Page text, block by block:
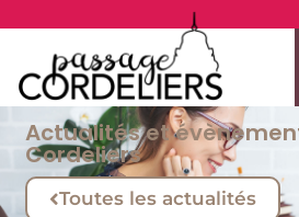
Actualités et
Cordeliers
Toutes les actualités